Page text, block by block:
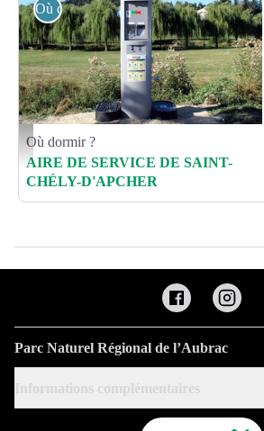
Borne de camping-car - Ville de Saint-Chély-d'Apcher
Où dormir ?
Où dormir ?
AIRE DE SERVICE DE SAINT-
CHÉLY-D'APCHER
Parc Naturel Régional de l’Aubrac
Informations complémentaires